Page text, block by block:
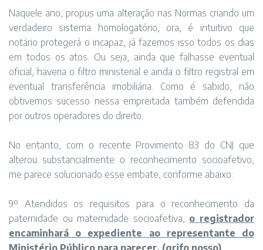
Naquele ano, propus uma alteração nas Normas criando um
verdadeiro sistema homologatório, ora, é intuitivo que
notário protegerá o incapaz, já fazemos isso todos os dias
em todos os atos. Ou seja, ainda que falhasse eventual
oficial, haveria o filtro ministerial e ainda o filtro registral em
eventual transferência imobiliária. Como é sabido, não
obtivemos sucesso nessa empreitada também defendida
por outros operadores do direito.
No entanto, com o recente Provimento 83 do CNJ que
alterou substancialmente o reconhecimento socioafetivo,
me parece solucionado esse embate, conforme abaixo:
9º Atendidos os requisitos para o reconhecimento da
paternidade ou maternidade socioafetiva, o registrador
encaminhará o expediente ao representante do
Ministério Público para parecer. (grifo nosso)